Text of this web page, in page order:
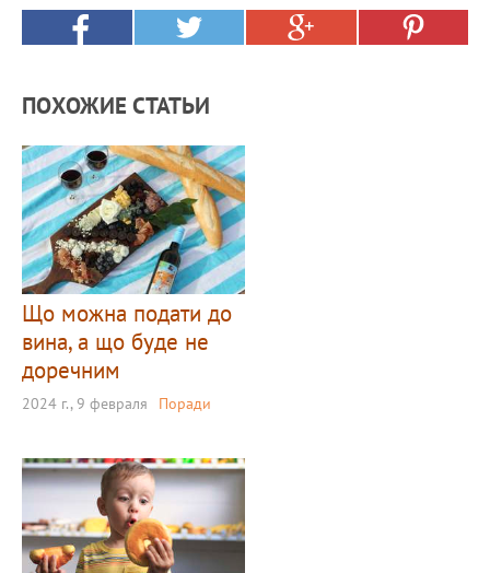
ПОХОЖИЕ СТАТЬИ
Що можна подати до
вина, а що буде не
доречним
2024 г., 9 февраля Поради